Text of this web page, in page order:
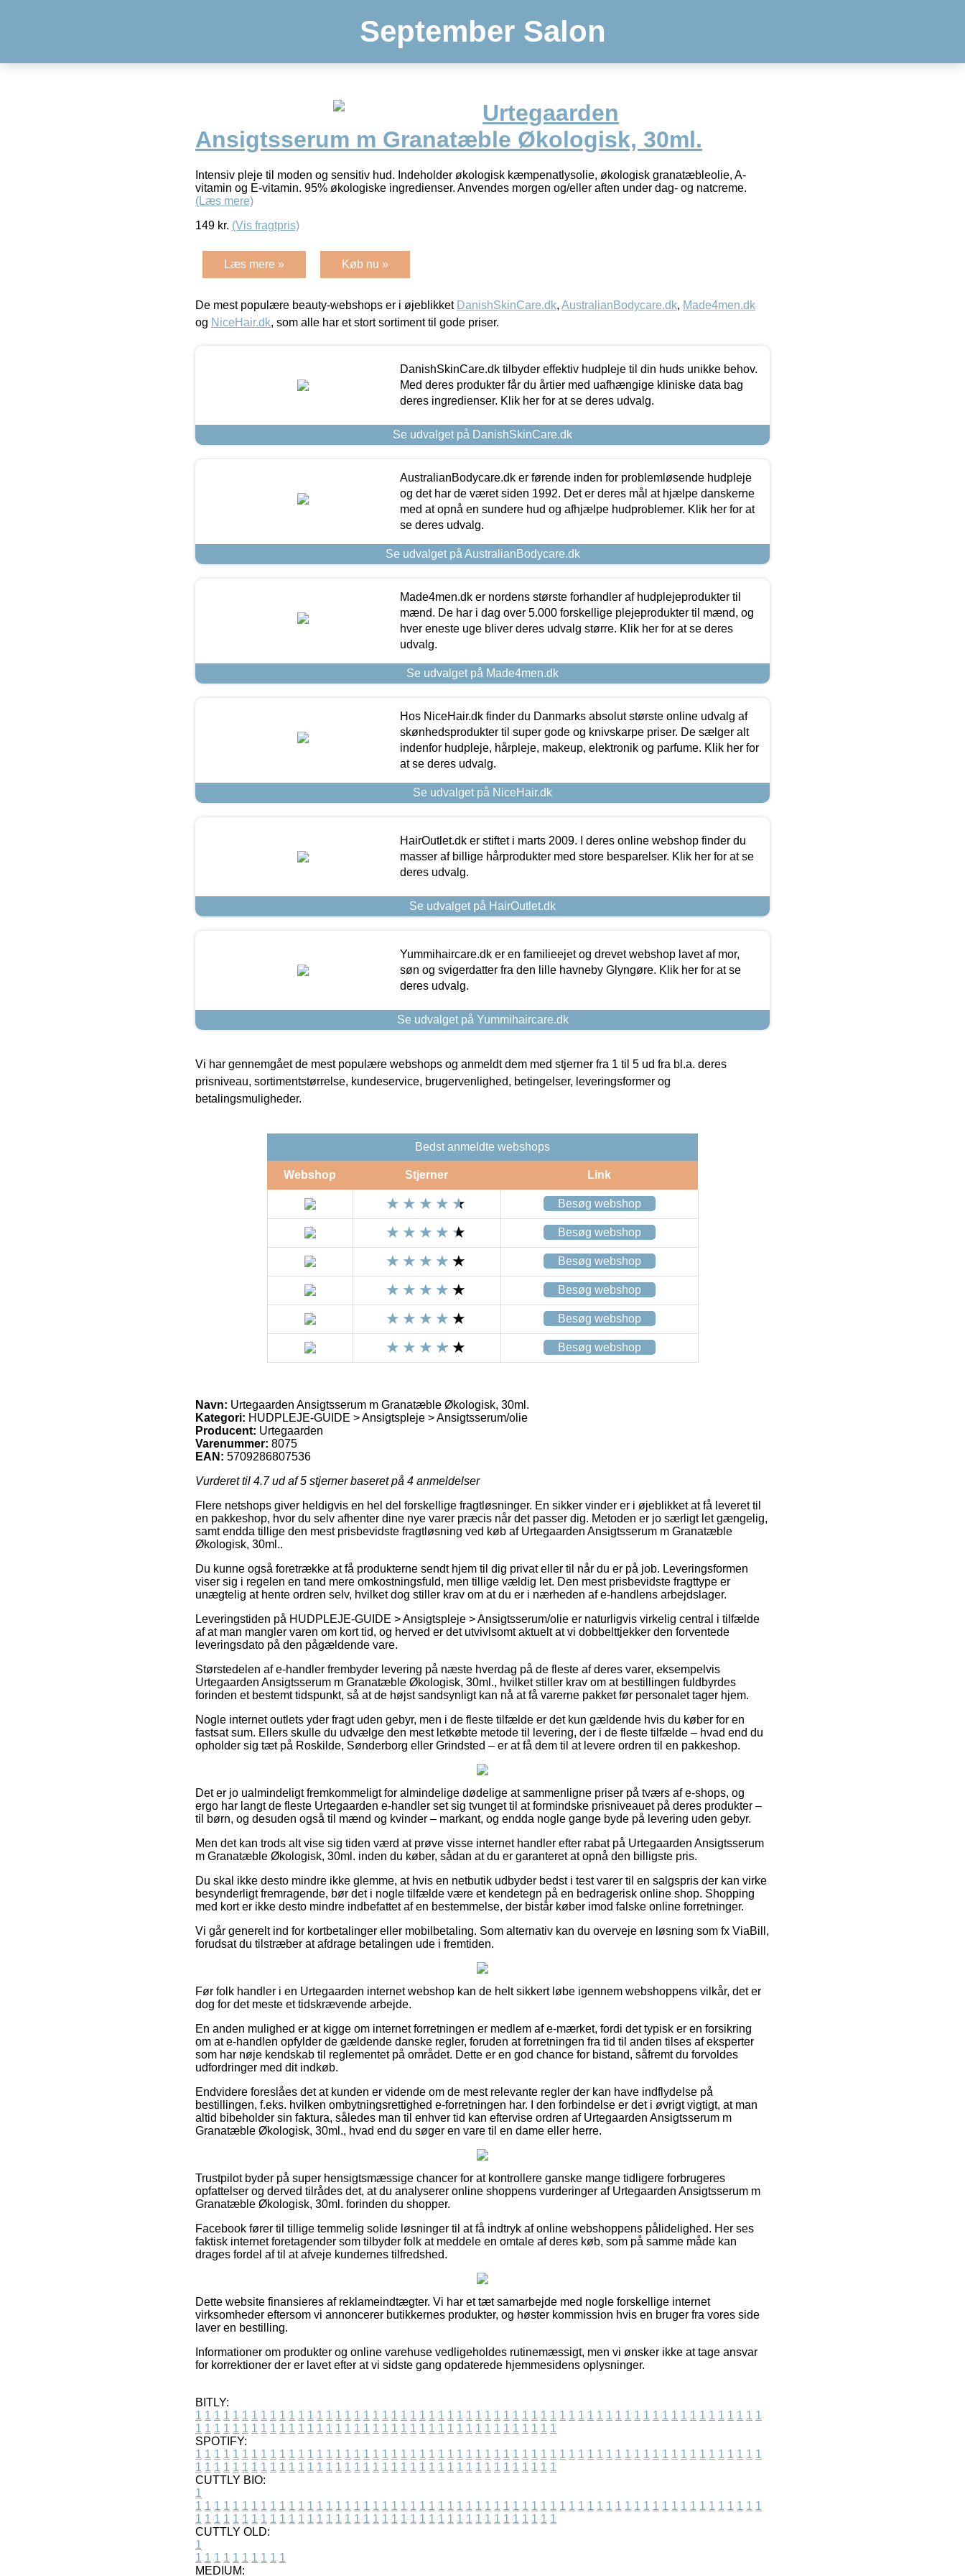
September Salon
Urtegaarden
Ansigtsserum m Granatæble Økologisk, 30ml.
Intensiv pleje til moden og sensitiv hud. Indeholder økologisk kæmpenatlysolie, økologisk granatæbleolie, A-
vitamin og E-vitamin. 95% økologiske ingredienser. Anvendes morgen og/eller aften under dag- og natcreme.
(Læs mere)
149 kr. (Vis fragtpris)
Læs mere » Køb nu »
De mest populære beauty-webshops er i øjeblikket DanishSkinCare.dk, AustralianBodycare.dk, Made4men.dk
og NiceHair.dk, som alle har et stort sortiment til gode priser.
DanishSkinCare.dk tilbyder effektiv hudpleje til din huds unikke behov.
Med deres produkter får du årtier med uafhængige kliniske data bag
deres ingredienser. Klik her for at se deres udvalg.
Se udvalget på DanishSkinCare.dk
AustralianBodycare.dk er førende inden for problemløsende hudpleje
og det har de været siden 1992. Det er deres mål at hjælpe danskerne
med at opnå en sundere hud og afhjælpe hudproblemer. Klik her for at
se deres udvalg.
Se udvalget på AustralianBodycare.dk
Made4men.dk er nordens største forhandler af hudplejeprodukter til
mænd. De har i dag over 5.000 forskellige plejeprodukter til mænd, og
hver eneste uge bliver deres udvalg større. Klik her for at se deres
udvalg.
Se udvalget på Made4men.dk
Hos NiceHair.dk finder du Danmarks absolut største online udvalg af
skønhedsprodukter til super gode og knivskarpe priser. De sælger alt
indenfor hudpleje, hårpleje, makeup, elektronik og parfume. Klik her for
at se deres udvalg.
Se udvalget på NiceHair.dk
HairOutlet.dk er stiftet i marts 2009. I deres online webshop finder du
masser af billige hårprodukter med store besparelser. Klik her for at se
deres udvalg.
Se udvalget på HairOutlet.dk
Yummihaircare.dk er en familieejet og drevet webshop lavet af mor,
søn og svigerdatter fra den lille havneby Glyngøre. Klik her for at se
deres udvalg.
Se udvalget på Yummihaircare.dk
Vi har gennemgået de mest populære webshops og anmeldt dem med stjerner fra 1 til 5 ud fra bl.a. deres
prisniveau, sortimentstørrelse, kundeservice, brugervenlighed, betingelser, leveringsformer og
betalingsmuligheder.
Bedst anmeldte webshops
Webshop Stjerner Link
Besøg webshop
Besøg webshop
Besøg webshop
Besøg webshop
Besøg webshop
Besøg webshop
Navn: Urtegaarden Ansigtsserum m Granatæble Økologisk, 30ml.
Kategori: HUDPLEJE-GUIDE > Ansigtspleje > Ansigtsserum/olie
Producent: Urtegaarden
Varenummer: 8075
EAN: 5709286807536
Vurderet til 4.7ud af 5 stjerner baseret på 4 anmeldelser
Flere netshops giver heldigvis en hel del forskellige fragtløsninger. En sikker vinder er i øjeblikket at få leveret til
en pakkeshop, hvor du selv afhenter dine nye varer præcis når det passer dig. Metoden er jo særligt let gængelig,
samt endda tillige den mest prisbevidste fragtløsning ved køb af Urtegaarden Ansigtsserum m Granatæble
Økologisk, 30ml..
Du kunne også foretrække at få produkterne sendt hjem til dig privat eller til når du er på job. Leveringsformen
viser sig i regelen en tand mere omkostningsfuld, men tillige vældig let. Den mest prisbevidste fragttype er
unægtelig at hente ordren selv, hvilket dog stiller krav om at du er i nærheden af e-handlens arbejdslager.
Leveringstiden på HUDPLEJE-GUIDE > Ansigtspleje > Ansigtsserum/olie er naturligvis virkelig central i tilfælde
af at man mangler varen om kort tid, og herved er det utvivlsomt aktuelt at vi dobbelttjekker den forventede
leveringsdato på den pågældende vare.
Størstedelen af e-handler frembyder levering på næste hverdag på de fleste af deres varer, eksempelvis
Urtegaarden Ansigtsserum m Granatæble Økologisk, 30ml., hvilket stiller krav om at bestillingen fuldbyrdes
forinden et bestemt tidspunkt, så at de højst sandsynligt kan nå at få varerne pakket før personalet tager hjem.
Nogle internet outlets yder fragt uden gebyr, men i de fleste tilfælde er det kun gældende hvis du køber for en
fastsat sum. Ellers skulle du udvælge den mest letkøbte metode til levering, der i de fleste tilfælde – hvad end du
opholder sig tæt på Roskilde, Sønderborg eller Grindsted – er at få dem til at levere ordren til en pakkeshop.
Det er jo ualmindeligt fremkommeligt for almindelige dødelige at sammenligne priser på tværs af e-shops, og
ergo har langt de fleste Urtegaarden e-handler set sig tvunget til at formindske prisniveauet på deres produkter –
til børn, og desuden også til mænd og kvinder – markant, og endda nogle gange byde på levering uden gebyr.
Men det kan trods alt vise sig tiden værd at prøve visse internet handler efter rabat på Urtegaarden Ansigtsserum
m Granatæble Økologisk, 30ml. inden du køber, sådan at du er garanteret at opnå den billigste pris.
Du skal ikke desto mindre ikke glemme, at hvis en netbutik udbyder bedst i test varer til en salgspris der kan virke
besynderligt fremragende, bør det i nogle tilfælde være et kendetegn på en bedragerisk online shop. Shopping
med kort er ikke desto mindre indbefattet af en bestemmelse, der bistår køber imod falske online forretninger.
Vi går generelt ind for kortbetalinger eller mobilbetaling. Som alternativ kan du overveje en løsning som fx ViaBill,
forudsat du tilstræber at afdrage betalingen ude i fremtiden.
Før folk handler i en Urtegaarden internet webshop kan de helt sikkert løbe igennem webshoppens vilkår, det er
dog for det meste et tidskrævende arbejde.
En anden mulighed er at kigge om internet forretningen er medlem af e-mærket, fordi det typisk er en forsikring
om at e-handlen opfylder de gældende danske regler, foruden at forretningen fra tid til anden tilses af eksperter
som har nøje kendskab til reglementet på området. Dette er en god chance for bistand, såfremt du forvoldes
udfordringer med dit indkøb.
Endvidere foreslåes det at kunden er vidende om de mest relevante regler der kan have indflydelse på
bestillingen, f.eks. hvilken ombytningsrettighed e-forretningen har. I den forbindelse er det i øvrigt vigtigt, at man
altid bibeholder sin faktura, således man til enhver tid kan eftervise ordren af Urtegaarden Ansigtsserum m
Granatæble Økologisk, 30ml., hvad end du søger en vare til en dame eller herre.
Trustpilot byder på super hensigtsmæssige chancer for at kontrollere ganske mange tidligere forbrugeres
opfattelser og derved tilrådes det, at du analyserer online shoppens vurderinger af Urtegaarden Ansigtsserum m
Granatæble Økologisk, 30ml. forinden du shopper.
Facebook fører til tillige temmelig solide løsninger til at få indtryk af online webshoppens pålidelighed. Her ses
faktisk internet foretagender som tilbyder folk at meddele en omtale af deres køb, som på samme måde kan
drages fordel af til at afveje kundernes tilfredshed.
Dette website finansieres af reklameindtægter. Vi har et tæt samarbejde med nogle forskellige internet
virksomheder eftersom vi annoncerer butikkernes produkter, og høster kommission hvis en bruger fra vores side
laver en bestilling.
Informationer om produkter og online varehuse vedligeholdes rutinemæssigt, men vi ønsker ikke at tage ansvar
for korrektioner der er lavet efter at vi sidste gang opdaterede hjemmesidens oplysninger.
BITLY:
1 1 1 1 1 1 1 1 1 1 1 1 1 1 1 1 1 1 1 1 1 1 1 1 1 1 1 1 1 1 1 1 1 1 1 1 1 1 1 1 1 1 1 1 1 1 1 1 1 1 1 1 1 1 1 1 1 1 1 1 1
1 1 1 1 1 1 1 1 1 1 1 1 1 1 1 1 1 1 1 1 1 1 1 1 1 1 1 1 1 1 1 1 1 1 1 1 1 1 1
SPOTIFY:
1 1 1 1 1 1 1 1 1 1 1 1 1 1 1 1 1 1 1 1 1 1 1 1 1 1 1 1 1 1 1 1 1 1 1 1 1 1 1 1 1 1 1 1 1 1 1 1 1 1 1 1 1 1 1 1 1 1 1 1 1
1 1 1 1 1 1 1 1 1 1 1 1 1 1 1 1 1 1 1 1 1 1 1 1 1 1 1 1 1 1 1 1 1 1 1 1 1 1 1
CUTTLY BIO:
1
1 1 1 1 1 1 1 1 1 1 1 1 1 1 1 1 1 1 1 1 1 1 1 1 1 1 1 1 1 1 1 1 1 1 1 1 1 1 1 1 1 1 1 1 1 1 1 1 1 1 1 1 1 1 1 1 1 1 1 1 1
1 1 1 1 1 1 1 1 1 1 1 1 1 1 1 1 1 1 1 1 1 1 1 1 1 1 1 1 1 1 1 1 1 1 1 1 1 1 1
CUTTLY OLD:
1
1 1 1 1 1 1 1 1 1 1
MEDIUM: